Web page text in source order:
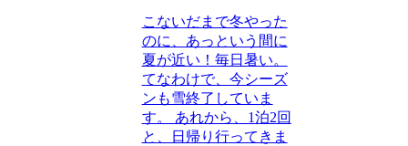
こないだまで冬やった
のに、あっという間に
夏が近い！毎日暑い。
てなわけで、今シーズ
ンも雪終了していま
す。 あれから、1泊2回
と、日帰り行ってきま